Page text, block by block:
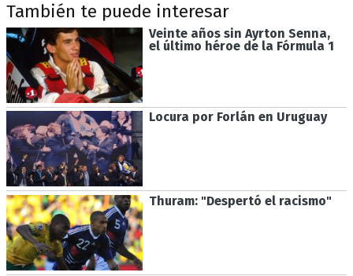
También te puede interesar
Veinte años sin Ayrton Senna,
el último héroe de la Fórmula 1
Locura por Forlán en Uruguay
Thuram: "Despertó el racismo"